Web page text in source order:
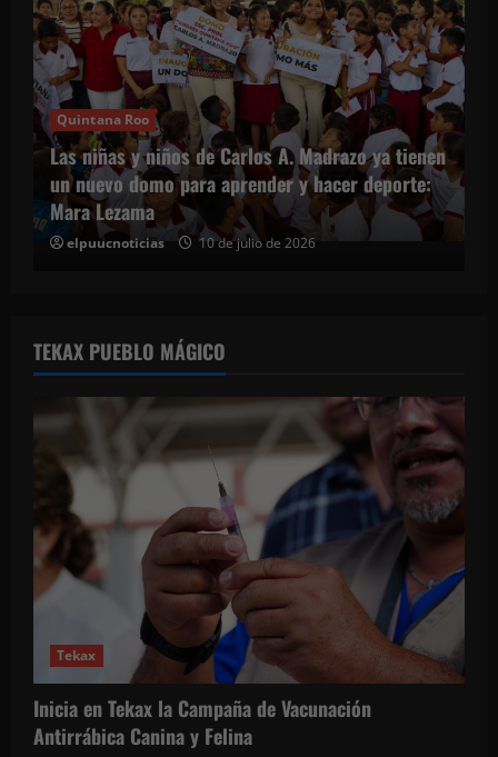
Quintana Roo
Las niñas y niños de Carlos A. Madrazo ya tienen
un nuevo domo para aprender y hacer deporte:
Mara Lezama
elpuucnoticias 10 de julio de 2026
TEKAX PUEBLO MÁGICO
Tekax
Inicia en Tekax la Campaña de Vacunación
Antirrábica Canina y Felina